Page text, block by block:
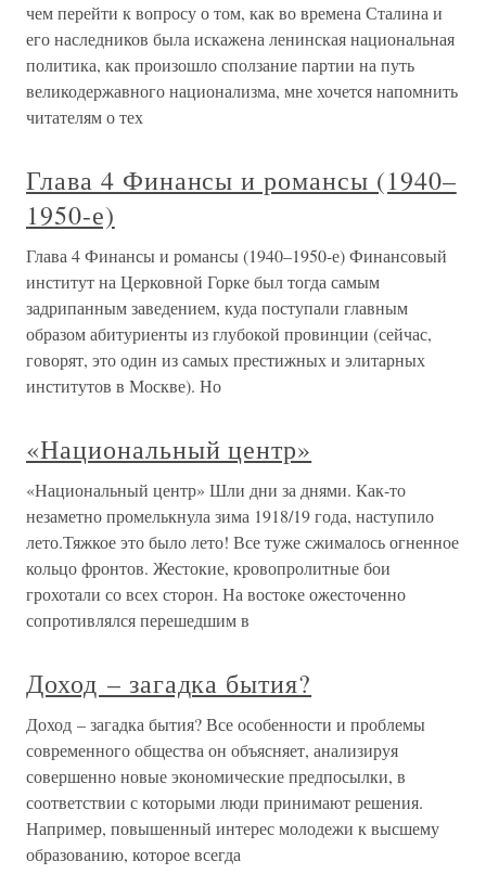
чем перейти к вопросу о том, как во времена Сталина и
его наследников была искажена ленинская национальная
политика, как произошло сползание партии на путь
великодержавного национализма, мне хочется напомнить
читателям о тех
Глава 4 Финансы и романсы (1940–
1950-е)
Глава 4 Финансы и романсы (1940–1950-е) Финансовый
институт на Церковной Горке был тогда самым
задрипанным заведением, куда поступали главным
образом абитуриенты из глубокой провинции (сейчас,
говорят, это один из самых престижных и элитарных
институтов в Москве). Но
«Национальный центр»
«Национальный центр» Шли дни за днями. Как-то
незаметно промелькнула зима 1918/19 года, наступило
лето.Тяжкое это было лето! Все туже сжималось огненное
кольцо фронтов. Жестокие, кровопролитные бои
грохотали со всех сторон. На востоке ожесточенно
сопротивлялся перешедшим в
Доход – загадка бытия?
Доход – загадка бытия? Все особенности и проблемы
современного общества он объясняет, анализируя
совершенно новые экономические предпосылки, в
соответствии с которыми люди принимают решения.
Например, повышенный интерес молодежи к высшему
образованию, которое всегда